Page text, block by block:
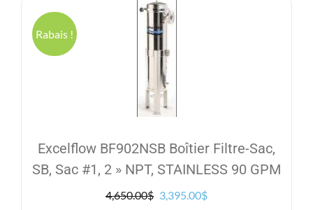
Rabais !
Excelflow BF902NSB Boîtier Filtre-Sac,
SB, Sac #1, 2 » NPT, STAINLESS 90 GPM
4,650.00$ Le
3,395.00$Le